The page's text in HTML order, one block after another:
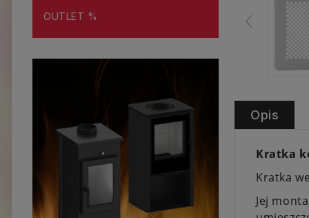
OUTLET %
Opis
Kratka
Kratka
Jej